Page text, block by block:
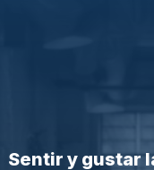
Sentir y gustar